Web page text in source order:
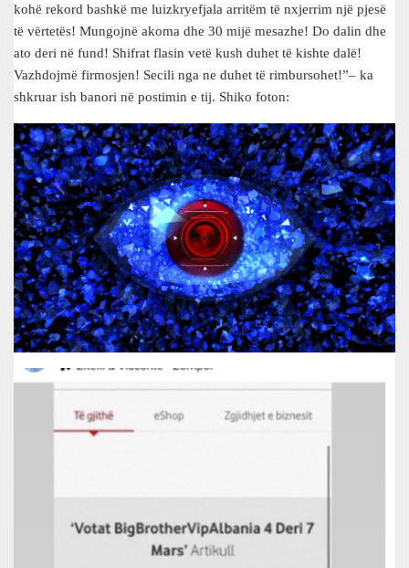
kohë rekord bashkë me luizkryefjala arritëm të nxjerrim një pjesë
të vërtetës! Mungojnë akoma dhe 30 mijë mesazhe! Do dalin dhe
ato deri në fund! Shifrat flasin vetë kush duhet të kishte dalë!
Vazhdojmë firmosjen! Secili nga ne duhet të rimbursohet!”– ka
shkruar ish banori në postimin e tij. Shiko foton: